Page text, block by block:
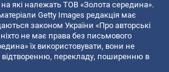
які належать ТОВ «Золота середина».
Getty Images редакція має
законом України «Про авторські
не має права без письмового
їх використовувати, вони не
перекладу, поширенню в